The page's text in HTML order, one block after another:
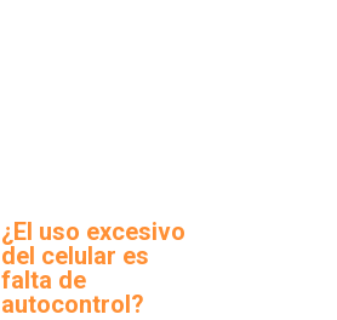
¿El uso excesivo
del celular es
falta de
autocontrol?